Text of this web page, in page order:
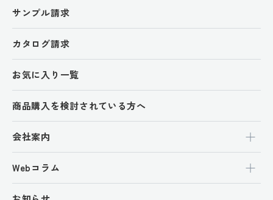
サンプル請求
カタログ請求
お気に入り一覧
商品購入を検討されている方へ
会社案内
Webコラム